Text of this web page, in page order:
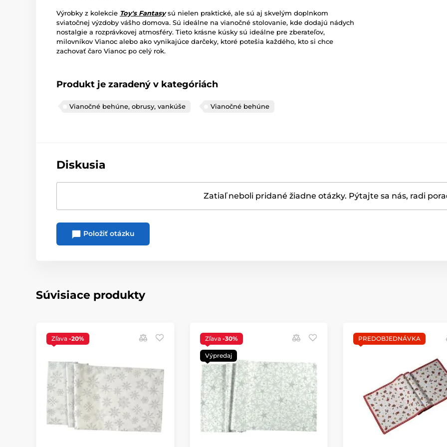
Výrobky z kolekcie Toy's Fantasysú nielen praktické, ale sú aj skvelým doplnkom
sviatočnej výzdoby vášho domova. Sú ideálne na vianočné stolovanie, kde dodajú nádych
nostalgie a rozprávkovej atmosféry. Tieto krásne kúsky sú ideálne pre zberateľov,
milovníkov Vianoc alebo ako vynikajúce darčeky, ktoré potešia každého, kto si chce
zachovať čaro Vianoc po celý rok.
Produkt je zaradený v kategóriách
Vianočné behúne, obrusy, vankúše Vianočné behúne
Diskusia
Zatiaľ neboli pridané žiadne otázky. Pýtajte sa nás, radi
Položiť otázku
Súvisiace produkty
Zľava -20% Zľava -30%
Výpredaj
PREDOBJEDNÁVKA